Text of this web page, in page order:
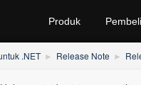
Produk
.NET Release Note